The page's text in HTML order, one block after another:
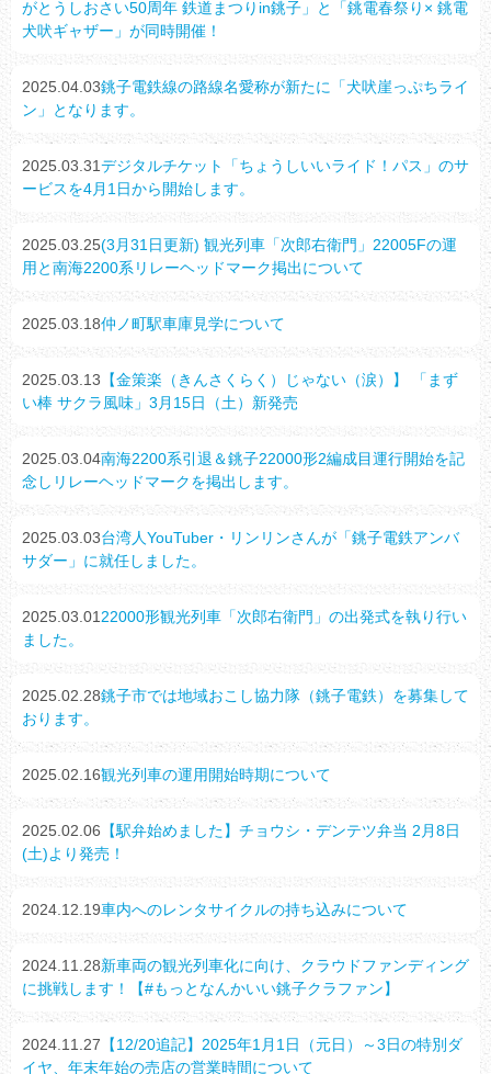
がとうしおさい50周年 鉄道まつりin銚子」と「銚電春祭り× 銚電
犬吠ギャザー」が同時開催！
2025.04.03銚子電鉄線の路線名愛称が新たに「犬吠崖っぷちライ
ン」となります。
2025.03.31デジタルチケット「ちょうしいいライド！パス」のサ
ービスを4月1日から開始します。
2025.03.25(3月31日更新) 観光列車「次郎右衛門」22005Fの運
用と南海2200系リレーヘッドマーク掲出について
2025.03.18仲ノ町駅車庫見学について
2025.03.13 【金策楽（きんさくらく）じゃない（涙）】 「まず
い棒 サクラ風味」3月15日（土）新発売
2025.03.04南海2200系引退＆銚子22000形2編成目運行開始を記
念しリレーヘッドマークを掲出します。
2025.03.03台湾人YouTuber・リンリンさんが「銚子電鉄アンバ
サダー」に就任しました。
2025.03.01 22000形観光列車「次郎右衛門」の出発式を執り行い
ました。
2025.02.28銚子市では地域おこし協力隊（銚子電鉄）を募集して
おります。
2025.02.16観光列車の運用開始時期について
2025.02.06 【駅弁始めました】チョウシ・デンテツ弁当 2月8日
(土)より発売！
2024.12.19車内へのレンタサイクルの持ち込みについて
2024.11.28新車両の観光列車化に向け、クラウドファンディング
に挑戦します！【#もっとなんかいい銚子クラファン】
2024.11.27 【12/20追記】2025年1月1日（元日）～3日の特別ダ
イヤ、年末年始の売店の営業時間について